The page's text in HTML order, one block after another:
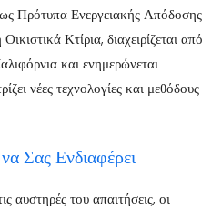
Πρότυπα Ενεργειακής Απόδοσης
Κτίρια, διαχειρίζεται από
και ενημερώνεται
νέες τεχνολογίες και μεθόδους
Σας Ενδιαφέρει
αυστηρές του απαιτήσεις, οι